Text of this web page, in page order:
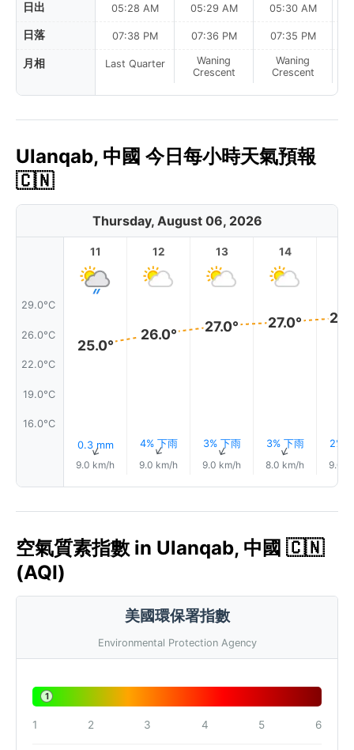
日出
日落
月相
05:28 AM
07:38 PM
Last Quarter
05:29 AM
07:36 PM
Waning
Crescent
05:30 AM
07:35 PM
Waning
Crescent
Ulanqab, 中國 今日每小時天氣預報
🇨🇳
Thursday, August 06, 2026
29.0°C
26.0°C
22.0°C
19.0°C
16.0°C
11
25.0°
0.3 mm
↑
9.0 km/h
12
26.0°
4% 下雨
↑
9.0 km/h
13
27.0°
3% 下雨
↑
9.0 km/h
14
27.0°
3% 下雨
↑
8.0 km/h
2%
9.0
空氣質素指數 in Ulanqab, 中國 🇨🇳
(AQI)
美國環保署指數
Environmental Protection Agency
1
1 2 3 4 5 6